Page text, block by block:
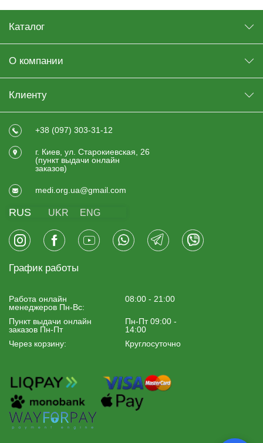
Каталог
О компании
Клиенту
+38 (097) 303-31-12
г. Киев, ул. Старокиевская, 26
(пункт выдачи онлайн
заказов)
medi.org.ua@gmail.com
RUS UKR ENG
График работы
Работа онлайн
менеджеров Пн-Вс:
08:00 - 21:00
Пункт выдачи онлайн
заказов Пн-Пт
Пн-Пт 09:00 -
14:00
Через корзину:
Круглосуточно